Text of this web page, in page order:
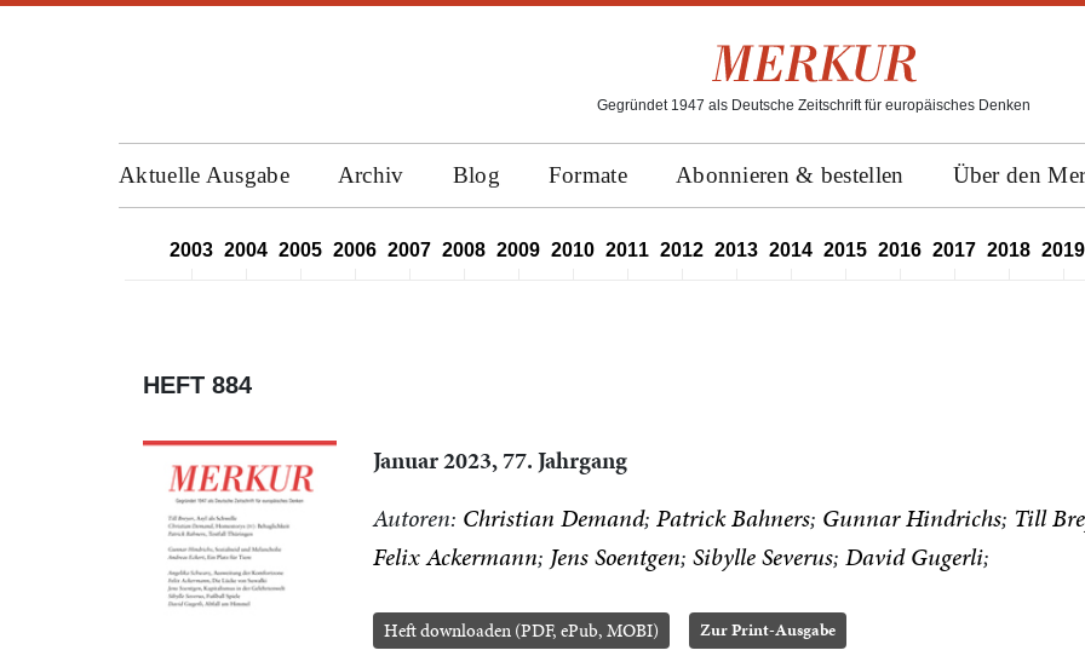
Gegründet 1947 als Deutsche Zeitschrift für europäisches Denken
Aktuelle Ausgabe Archiv Blog Formate Abonnieren & bestellen Über den
2003 2004 2005 2006 2007 2008 2009 2010 2011 2012 2013 2014 2015 2016 2017 2018 2019
HEFT 884
Januar 2023, 77. Jahrgang
Autoren: Christian Demand Patrick Bahners Gunnar Hindrichs Till
Felix Ackermann Jens Soentgen Sibylle Severus David Gugerli
Heft downloaden (PDF, ePub, MOBI) Zur Print-Ausgabe